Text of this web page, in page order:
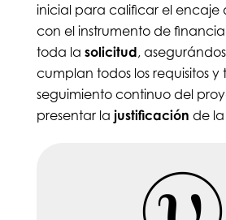
inicial para calificar el encaje
con el instrumento de
toda la solicitud,
cumplan todos los requisitos y
seguimiento continuo del
presentar la justificación de